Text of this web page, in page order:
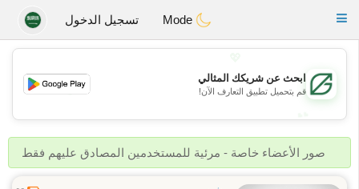
GulfDating
Toggle
تسجيل الدخول
💖
💕
ابحث عن شريكك المثالي
قم بتحميل تطبيق التعارف الآن!
صور الأعضاء خاصة - مرئية للمستخدمين المصادق عليهم فقط